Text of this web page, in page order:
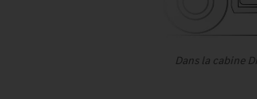
Dans la cabine